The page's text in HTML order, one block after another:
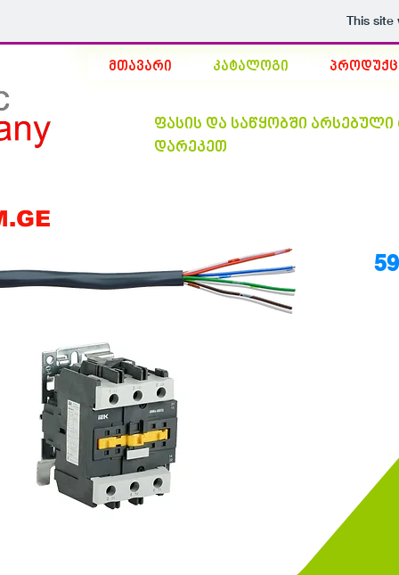
This
მთავარი კატალოგი
ფასის და საწყობში
დარეკეთ